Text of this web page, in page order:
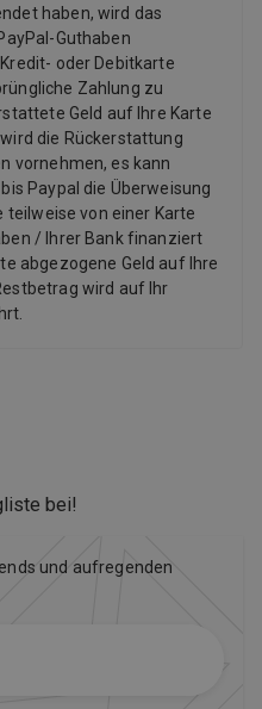
haben, wird das
Guthaben
oder Debitkarte
Zahlung zu
Geld auf Ihre Karte
die Rückerstattung
vornehmen, es kann
Paypal die Überweisung
teilweise von einer Karte
/ Ihrer Bank finanziert
abgezogene Geld auf Ihre
wird auf Ihr
bei!
und aufregenden